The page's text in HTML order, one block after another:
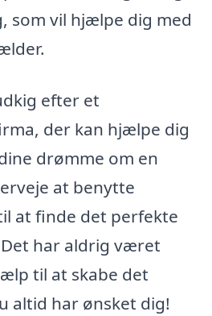
som vil hjælpe dig med
efter et
der kan hjælpe dig
drømme om en
at benytte
at finde det perfekte
har aldrig været
til at skabe det
altid har ønsket dig!